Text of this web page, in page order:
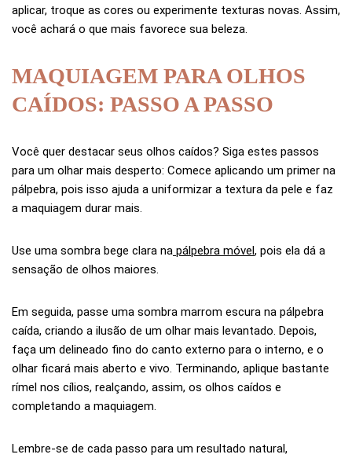
aplicar, troque as cores ou experimente texturas novas. Assim,
você achará o que mais favorece sua beleza.
MAQUIAGEM PARA OLHOS
CAÍDOS: PASSO A PASSO
Você quer destacar seus olhos caídos? Siga estes passos
para um olhar mais desperto: Comece aplicando um primer na
pálpebra, pois isso ajuda a uniformizar a textura da pele e faz
a maquiagem durar mais.
Use uma sombra bege clara na pálpebra móvel , pois ela dá a
sensação de olhos maiores.
Em seguida, passe uma sombra marrom escura na pálpebra
caída, criando a ilusão de um olhar mais levantado. Depois,
faça um delineado fino do canto externo para o interno, e o
olhar ficará mais aberto e vivo. Terminando, aplique bastante
rímel nos cílios, realçando, assim, os olhos caídos e
completando a maquiagem.
Lembre-se de cada passo para um resultado natural,